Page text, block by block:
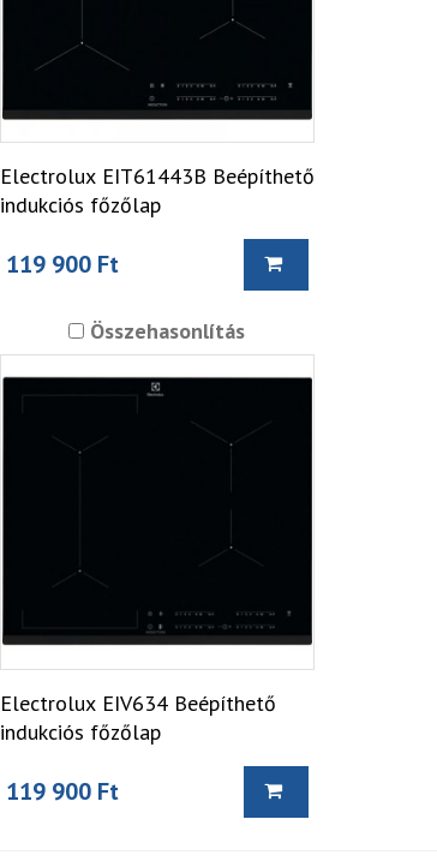
Electrolux EIT61443B Beépíthető
indukciós főzőlap
119 900 Ft
Összehasonlítás
Electrolux EIV634 Beépíthető
indukciós főzőlap
119 900 Ft